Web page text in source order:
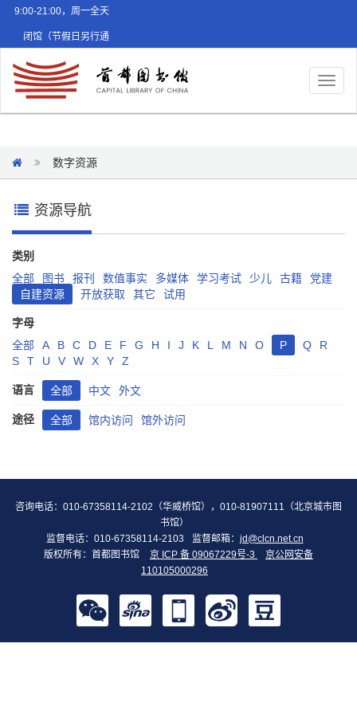
9:00-21:00，周一全天
闭馆（节假日另行通
数字资源
资源导航
类别
全部
图书 报刊 数值事实 多媒体 学习考试 少儿 古籍
党建
自建资源
开放获取 其它 试用
字母
全部
A B C D E F G H I J K L M N O P Q
R
S
T U V W X Y Z
语言 全部 中文 外文
途径 全部 馆内访问 馆外访问
咨询电话：010-67358114-2102（华威桥馆），010-81907111（北京城市图
书馆）
监督电话：010-67358114-2103
监督邮箱： jd@clcn.net.cn
版权所有：首都图书馆
京 ICP 备 09067229号-3
京公网安备
110105000296